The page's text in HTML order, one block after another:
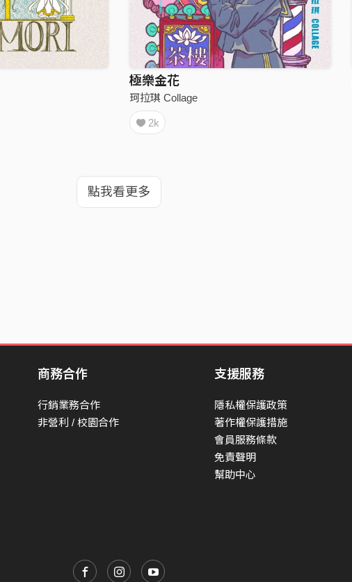
極樂金花
珂拉琪 Collage
2k
點我看更多
商務合作
行銷業務合作
非營利 / 校園合作
支援服務
隱私權保護政策
著作權保護措施
會員服務條款
免責聲明
幫助中心